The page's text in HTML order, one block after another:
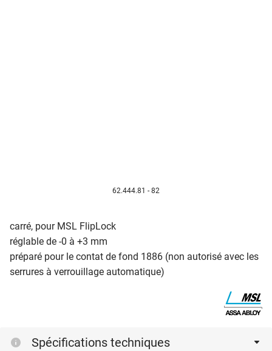
62.444.81 - 82
carré, pour MSL FlipLock
réglable de -0 à +3 mm
préparé pour le contat de fond 1886 (non autorisé avec les
serrures à verrouillage automatique)
Spécifications techniques